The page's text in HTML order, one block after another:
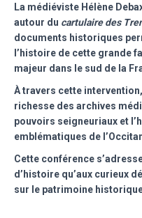
La médiéviste Hélène
autour du cartulaire des
documents historiques
l’histoire de cette grande
majeur dans le sud de la
À travers cette
richesse des archives
pouvoirs seigneuriaux et
emblématiques de
Cette conférence
d’histoire qu’aux curieux
sur le patrimoine